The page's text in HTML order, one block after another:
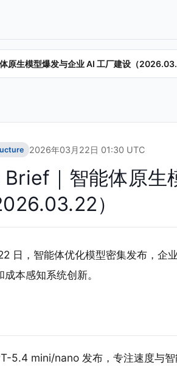
原生模型爆发与企业 AI 工厂建设（
2026年03月22日 01:30 UTC
｜智能体原生
）
日，智能体优化模型密集发布，企
本感知系统创新。
5.4 mini/nano 发布，专注速度与智